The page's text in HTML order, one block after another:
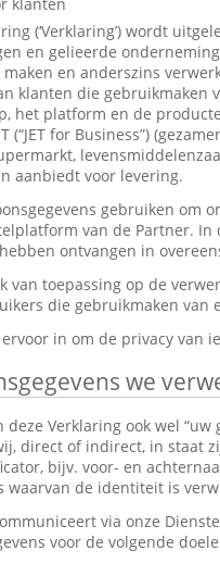
(‘Verklaring’) wordt
en gelieerde
en anderszins
klanten die
het platform en de
(“JET for Business”)
aanbiedt voor levering.
gebruiken om
van de Partner.
ontvangen in
van toepassing op de
die gebruikmaken van
ervoor in om de privacy van
we
deze Verklaring ook wel
direct of indirect, in staat
bijv. voor- en
waarvan de identiteit is
via onze
voor de volgende